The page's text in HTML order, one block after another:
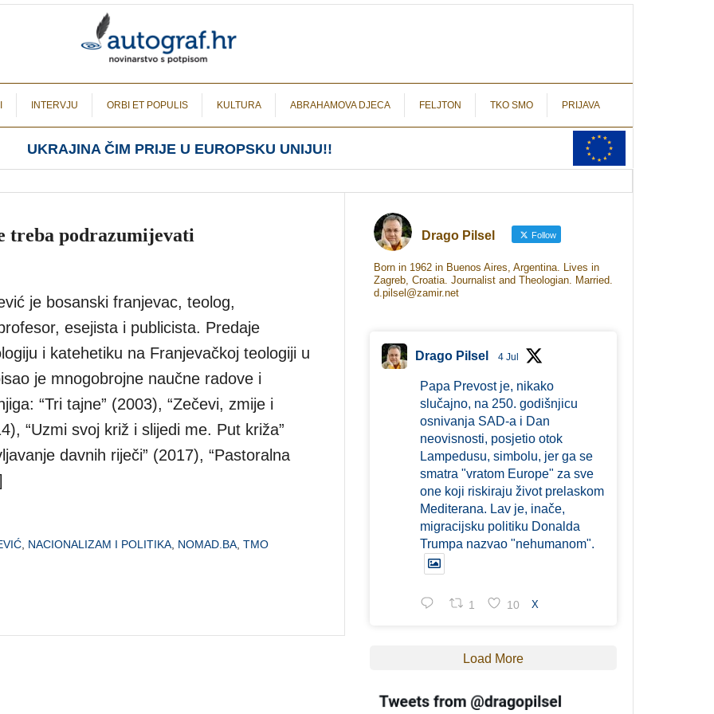
INTERVJU ORBI ET POPULIS KULTURA ABRAHAMOVA DJECA FELJTON TKO SMO PRIJAVA
UKRAJINA ČIM PRIJE U EUROPSKU UNIJU!!
treba podrazumijevati
je bosanski franjevac, teolog,
esejista i publicista. Predaje
i katehetiku na Franjevačkoj teologiji u
je mnogobrojne naučne radove i
“Tri tajne” (2003), “Zečevi, zmije i
“Uzmi svoj križ i slijedi me. Put križa”
davnih riječi” (2017), “Pastoralna
NACIONALIZAM I POLITIKA NOMAD.BA TMO
Drago Pilsel Follow
Born in 1962 in Buenos Aires, Argentina. Lives in
Zagreb, Croatia. Journalist and Theologian. Married.
d.pilsel@zamir.net
Drago Pilsel 4 Jul
Papa Prevost je, nikako
slučajno, na 250. godišnjicu
osnivanja SAD-a i Dan
neovisnosti, posjetio otok
Lampedusu, simbolu, jer ga se
smatra "vratom Europe" za sve
one koji riskiraju život prelaskom
Mediterana. Lav je, inače,
migracijsku politiku Donalda
Trumpa nazvao "nehumanom".
1 10 X
Load More